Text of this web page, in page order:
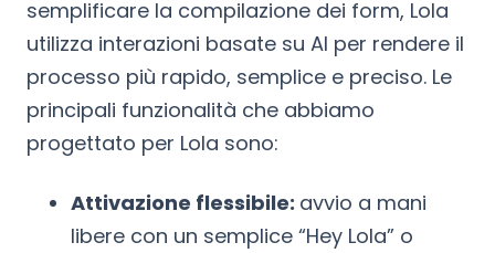
semplificare la compilazione dei form, Lola
utilizza interazioni basate su AI per rendere il
processo più rapido, semplice e preciso. Le
principali funzionalità che abbiamo
progettato per Lola sono:
Attivazione flessibile: avvio a mani
libere con un semplice “Hey Lola” o